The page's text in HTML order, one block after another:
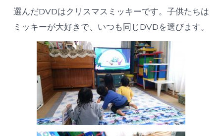
選んだDVDはクリスマスミッキーです。子供たちは
ミッキーが大好きで、いつも同じDVDを選びます。